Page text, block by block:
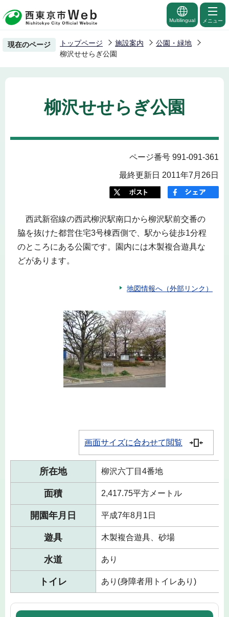
の
ー
Multilingual メニュー
現在のページ トップページ 施設案内
公園・緑地
柳沢せせらぎ公園
柳沢せせらぎ公園
ページ番号 991-091-361
最終更新日 2011年7月26日
西武新宿線の西武柳沢駅南口から柳沢駅前交番の
脇を抜けた都営住宅3号棟西側で、駅から徒歩1分程
のところにある公園です。園内には木製複合遊具な
どがあります。
地図情報へ（外部リンク）
画面サイズに合わせて閲覧
所在地 柳沢六丁目4番地
面積 2,417.75平方メートル
開園年月日 平成7年8月1日
遊具 木製複合遊具、砂場
水道 あり
トイレ あり(身障者用トイレあり)